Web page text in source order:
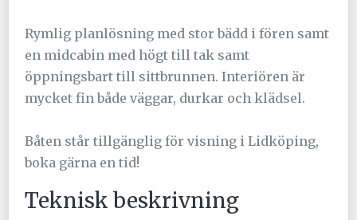
Rymlig planlösning med stor bädd i fören samt
en midcabin med högt till tak samt
öppningsbart till sittbrunnen. Interiören är
mycket fin både väggar, durkar och klädsel.
Båten står tillgänglig för visning i Lidköping,
boka gärna en tid!
Teknisk beskrivning